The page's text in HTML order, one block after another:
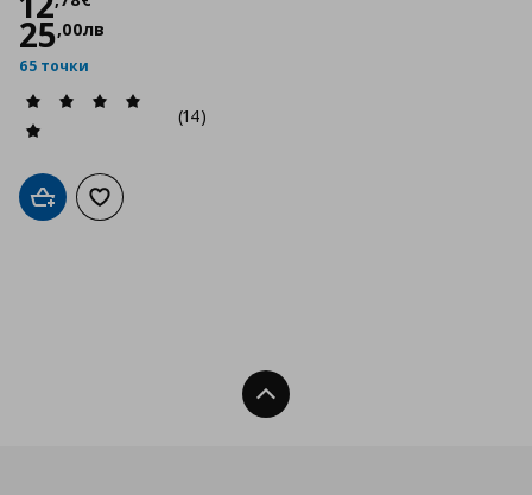
25,00лв
65 точки
(14)
Добави в кошницата
Добави към списъка с любими
Нагоре